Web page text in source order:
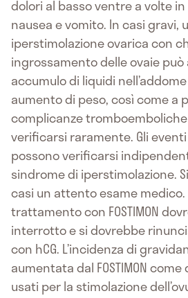
dolori al basso ventre a volte
nausea e vomito. In casi gravi,
iperstimolazione ovarica con
ingrossamento delle ovaie
accumulo di liquidi
aumento di peso, così come a
complicanze
verificarsi raramente. Gli
possono verificarsi
sindrome di iperstimolazione.
casi un attento esame
trattamento con FOSTIMON
interrotto e si dovrebbe
con hCG. L’incidenza di
aumentata dal FOSTIMON
usati per la stimolazione